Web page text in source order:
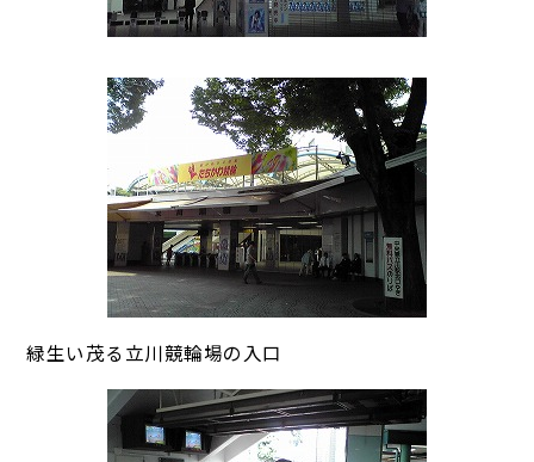
緑生い茂る立川競輪場の入口